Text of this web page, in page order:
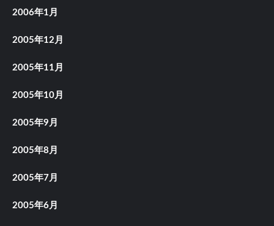
2006年1月
2005年12月
2005年11月
2005年10月
2005年9月
2005年8月
2005年7月
2005年6月